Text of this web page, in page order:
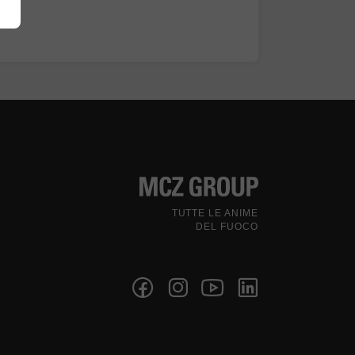
TUTTE LE ANIME
DEL FUOCO